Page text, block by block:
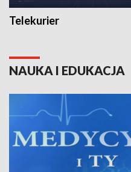
Telekurier
NAUKA I EDUKACJA